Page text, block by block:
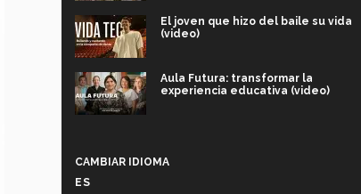
El joven que hizo del baile su vida
(video)
Aula Futura: transformar la
experiencia educativa (video)
CAMBIAR IDIOMA
ES